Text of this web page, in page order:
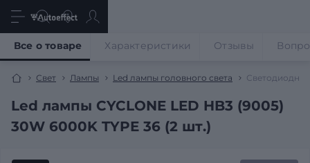
Свет Лампы Led лампы головного света
Led лампы CYCLONE LED HB3 (9005)
30W 6000K TYPE 36 (2 шт.)
Все о товаре Характеристики Отзывы